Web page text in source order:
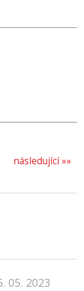
následující »»
05. 2023